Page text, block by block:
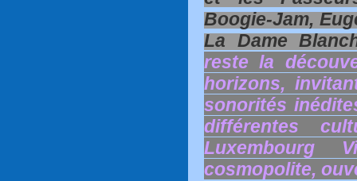
Boogie-Jam,
La Dame
reste la
horizons,
sonorités
différentes
Luxembourg
cosmopolite,